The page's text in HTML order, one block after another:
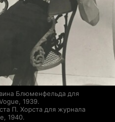
Блюменфельда для
1939.
П. Хорста для журнала
1940.